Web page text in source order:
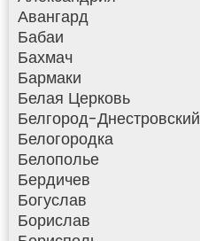
Авангард
Бабаи
Бахмач
Бармаки
Белая Церковь
Белгород-Днестровский
Белогородка
Белополье
Бердичев
Богуслав
Борислав